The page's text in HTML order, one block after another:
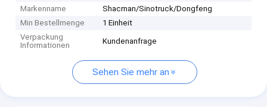
Markenname
Shacman/Sinotruck/Dongfeng
Min Bestellmenge
1 Einheit
Verpackung
Informationen
Kundenanfrage
Sehen Sie mehr an